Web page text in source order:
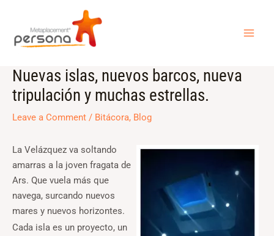
content
Nuevas islas, nuevos barcos, nueva
tripulación y muchas estrellas.
Leave a Comment / Bitácora, Blog
La Velázquez va soltando
amarras a la joven fragata de
Ars. Que vuela más que
navega, surcando nuevos
mares y nuevos horizontes.
Cada isla es un proyecto, un
Post
navigation